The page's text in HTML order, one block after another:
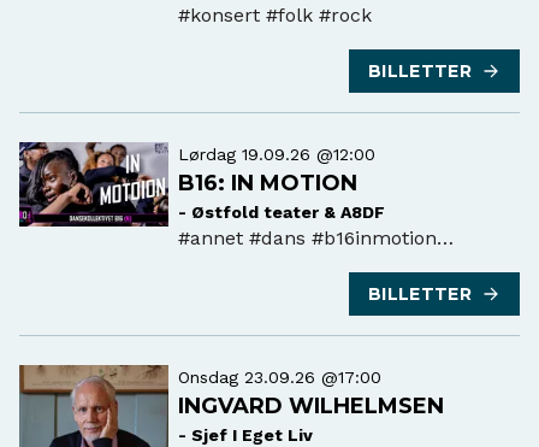
#konsert #folk #rock
BILLETTER
Lørdag 19.09.26 @12:00
B16: IN MOTION
- Østfold teater & A8DF
#annet #dans #b16inmotion
BILLETTER
Onsdag 23.09.26 @17:00
INGVARD WILHELMSEN
- Sjef I Eget Liv